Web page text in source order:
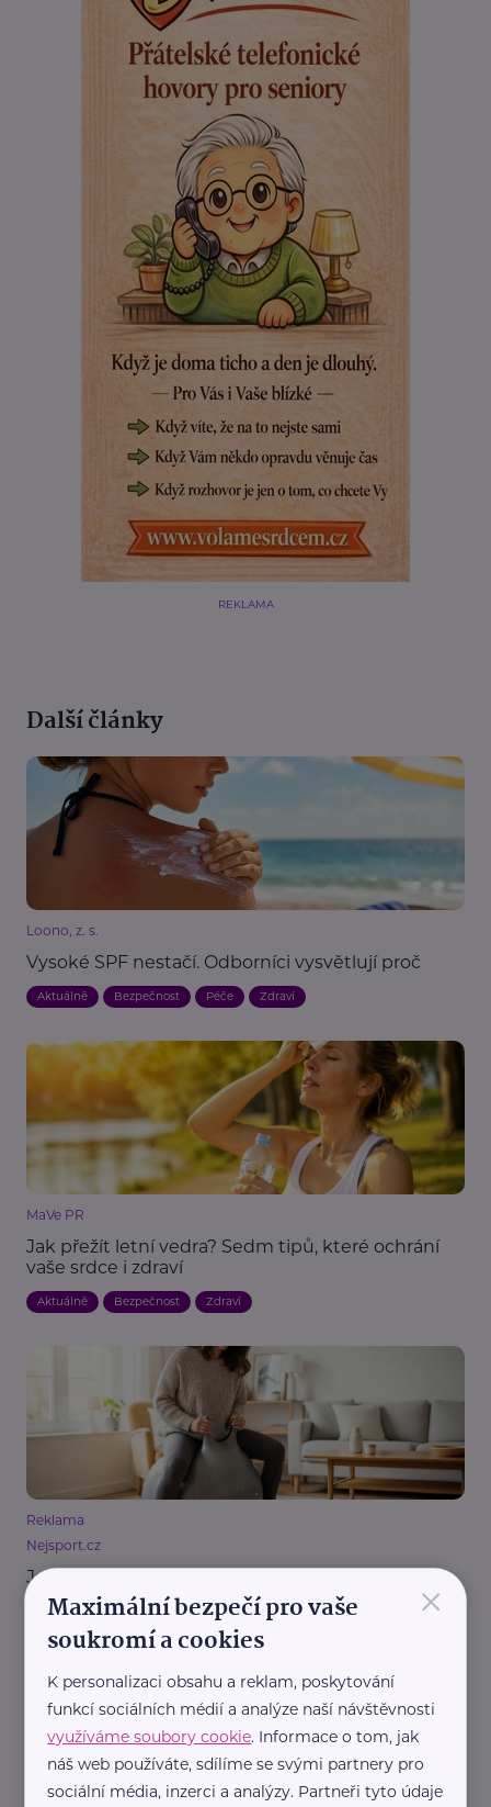
REKLAMA
Další články
Loono, z. s.
Vysoké SPF nestačí. Odborníci vysvětlují proč
Aktuálně Bezpečnost Péče Zdraví
MaVe PR
Jak přežít letní vedra? Sedm tipů, které ochrání
vaše srdce i zdraví
Aktuálně Bezpečnost Zdraví
Reklama
Nejsport.cz
Jak si udržet zdravá záda, když se celý den
nezastavíte
Cvičení, sport Zdraví Žena ×
Maximální bezpečí pro vaše
soukromí a cookies
K personalizaci obsahu a reklam, poskytování
funkcí sociálních médií a analýze naší návštěvnosti
využíváme soubory cookie. Informace o tom, jak
náš web používáte, sdílíme se svými partnery pro
sociální média, inzerci a analýzy. Partneři tyto údaje